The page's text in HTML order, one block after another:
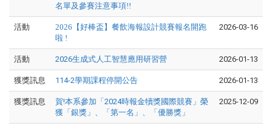
名單及參賽注意事項!!
活動
2026【好棒盃】餐飲海報設計競賽報名開跑
啦 !
2026-03-16
活動 2026生成式人工智慧應用研習營 2026-01-13
獲獎訊息 114-2學期課程停開公告 2026-01-13
獲獎訊息
賀!本系參加「2024時報金犢獎國際競賽」榮
獲「銀獎」、「第一名」、「優勝獎」
2025-12-09